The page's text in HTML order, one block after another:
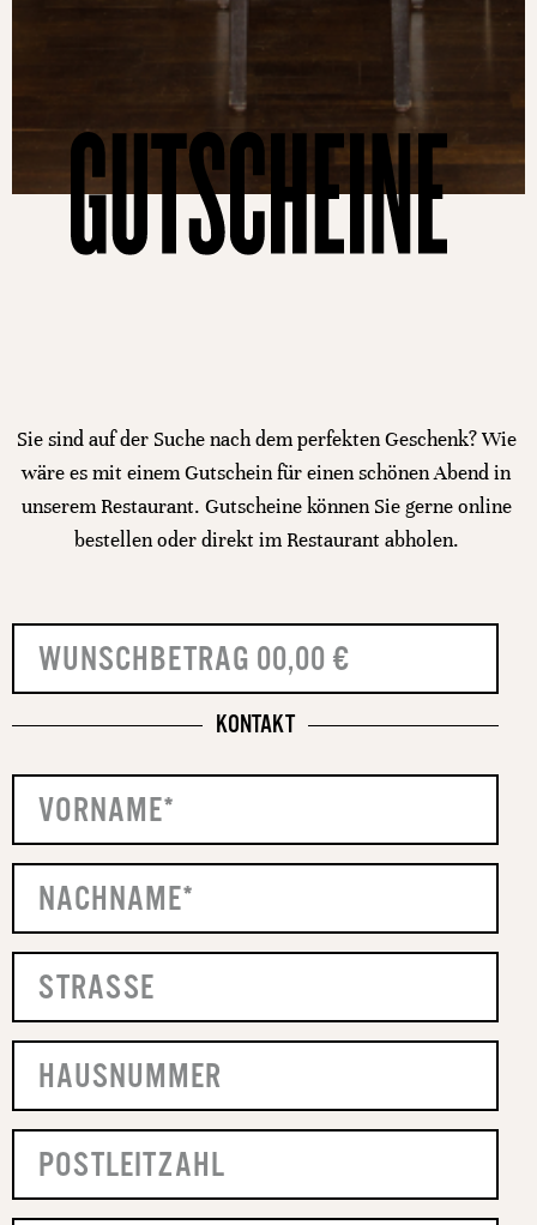
Sie sind auf der Suche nach dem perfekten Geschenk? Wie
wäre es mit einem Gutschein für einen schönen Abend in
unserem Restaurant. Gutscheine können Sie gerne online
bestellen oder direkt im Restaurant abholen.
KONTAKT